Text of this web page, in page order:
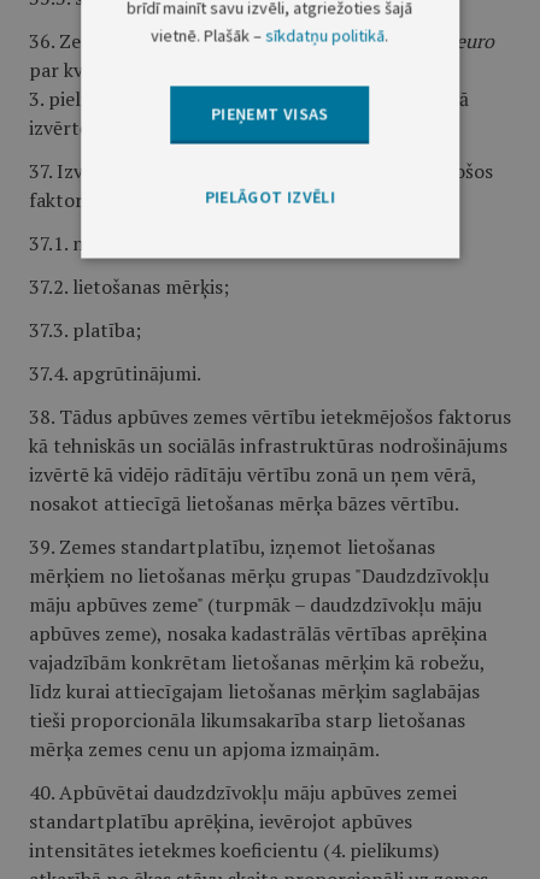
36. Zemes bāzes vērtību standartplatībai nosaka
euro
par kvadrātmetru, ņemot vērā šo noteikumu
3. pielikumā minētos kadastrālās vērtības aprēķinā
izvērtējamos apgrūtinājumus.
37. Izvērtē šādus apbūves zemes vērtību ietekmējošos
faktorus:
37.1. novietojums (zemes vērtību zona);
37.2. lietošanas mērķis;
37.3. platība;
37.4. apgrūtinājumi.
38. Tādus apbūves zemes vērtību ietekmējošos faktorus
kā tehniskās un sociālās infrastruktūras nodrošinājums
izvērtē kā vidējo rādītāju vērtību zonā un ņem vērā,
nosakot attiecīgā lietošanas mērķa bāzes vērtību.
39. Zemes standartplatību, izņemot lietošanas
mērķiem no lietošanas mērķu grupas "Daudzdzīvokļu
māju apbūves zeme" (turpmāk – daudzdzīvokļu māju
apbūves zeme), nosaka kadastrālās vērtības aprēķina
vajadzībām konkrētam lietošanas mērķim kā robežu,
līdz kurai attiecīgajam lietošanas mērķim saglabājas
tieši proporcionāla likumsakarība starp lietošanas
mērķa zemes cenu un apjoma izmaiņām.
40. Apbūvētai daudzdzīvokļu māju apbūves zemei
standartplatību aprēķina, ievērojot apbūves
intensitātes ietekmes koeficientu (4. pielikums)
brīdī mainīt savu izvēli, atgriežoties šajā
vietnē. Plašāk –sīkdatņu politikā.
PIEŅEMT VISAS
PIELĀGOT IZVĒLI